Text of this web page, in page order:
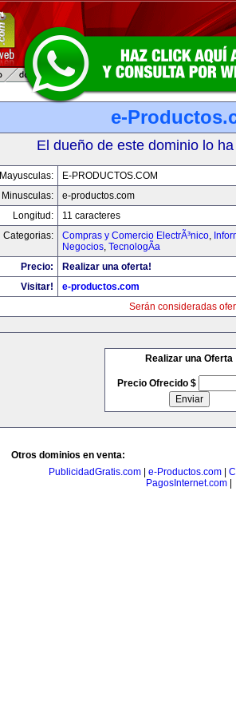
e-
El dueño de este dominio lo
Mayusculas:
E-PRODUCTOS.COM
Minusculas:
e-productos.com
Longitud:
11 caracteres
Categorias:
Compras y Comercio ElectrÃ³nico,
Negocios, TecnologÃ­a
Precio:
Realizar una oferta!
Visitar!
e-productos.com
Serán consideradas
Realizar una Oferta
Precio Ofrecido $
Otros dominios en venta:
PublicidadGratis.com
e-Productos.com
PagosInternet.com